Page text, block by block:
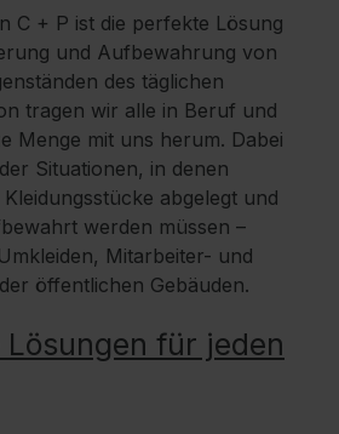
C + P ist die perfekte Lösung
und Aufbewahrung von
des täglichen
tragen wir alle in Beruf und
Menge mit uns herum. Dabei
Situationen, in denen
abgelegt und
werden müssen –
Mitarbeiter- und
öffentlichen Gebäuden.
Lösungen für jeden